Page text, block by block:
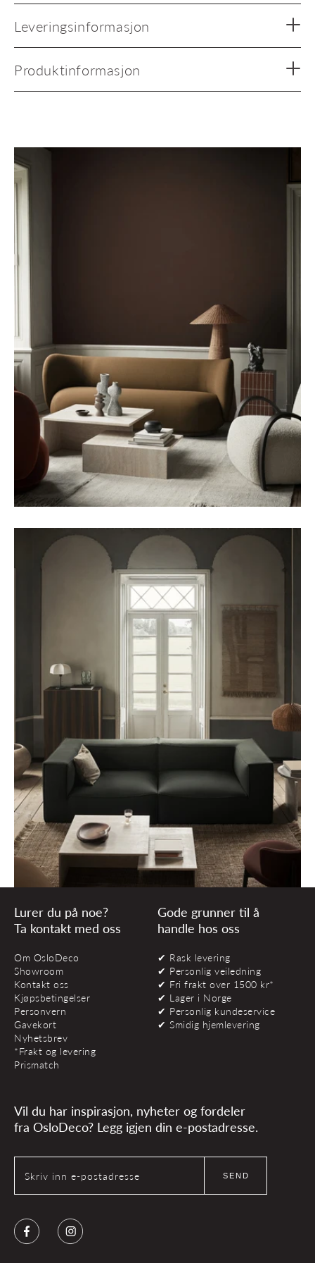
Leveringsinformasjon
Produktinformasjon
Lurer du på noe?
Ta kontakt med oss
Om OsloDeco
Showroom
Kontakt oss
Kjøpsbetingelser
Personvern
Gavekort
Nyhetsbrev
*Frakt og levering
Prismatch
Gode grunner til å
handle hos oss
✔ Rask levering
✔ Personlig veiledning
✔ Fri frakt over 1500 kr*
✔ Lager i Norge
✔ Personlig kundeservice
✔ Smidig hjemlevering
Vil du har inspirasjon, nyheter og fordeler
fra OsloDeco? Legg igjen din e-postadresse.
Skriv inn e-postadresse SEND
FacebookInstagram